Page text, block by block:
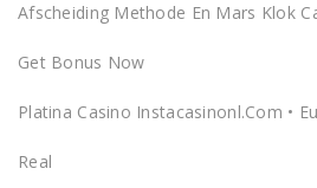
Afscheiding Methode En Mars Klok
Get Bonus Now
Platina Casino Instacasinonl.com •
Real